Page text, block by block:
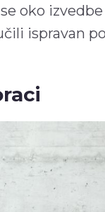
oko
ispravan